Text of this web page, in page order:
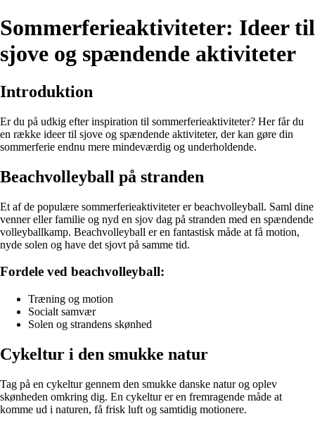
Sommerferieaktiviteter: Ideer til
sjove og spændende aktiviteter
Introduktion
Er du på udkig efter inspiration til sommerferieaktiviteter? Her får du
en række ideer til sjove og spændende aktiviteter, der kan gøre din
sommerferie endnu mere mindeværdig og underholdende.
Beachvolleyball på stranden
Et af de populære sommerferieaktiviteter er beachvolleyball. Saml dine
venner eller familie og nyd en sjov dag på stranden med en spændende
volleyballkamp. Beachvolleyball er en fantastisk måde at få motion,
nyde solen og have det sjovt på samme tid.
Fordele ved beachvolleyball:
Træning og motion
Socialt samvær
Solen og strandens skønhed
Cykeltur i den smukke natur
Tag på en cykeltur gennem den smukke danske natur og oplev
skønheden omkring dig. En cykeltur er en fremragende måde at
komme ud i naturen, få frisk luft og samtidig motionere.